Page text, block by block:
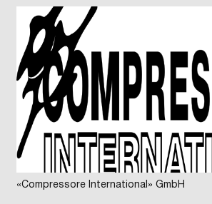
«Compressore International» GmbH